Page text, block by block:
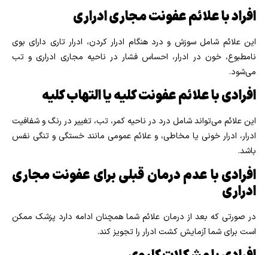
افراد با علائم عفونت مجاری ادراری
این علائم شامل سوزش و درد هنگام ادرار کردن، ادرار تاری دارای بوی
نامطبوع، خون در ادرار، احساس فشار در ناحیه مجاری ادراری و تب
می‌شود.
افرادی با علائم عفونت کلیه یا التهاب کلیه
این علائم می‌تواند شامل درد در ناحیه کمر، تب، تغییر در رنگ و شفافیت
ادرار، ادرار خونی یا مخاطی، و علائم عمومی مانند خستگی و تنگی نفس
باشد.
افرادی با عدم درمان قبلی برای عفونت مجاری
ادراری
در صورتی که بعد از درمان علائم شما همچنان ادامه دارد پزشک ممکن
است برای شما آزمایش کشت ادرار را تجویز کند.